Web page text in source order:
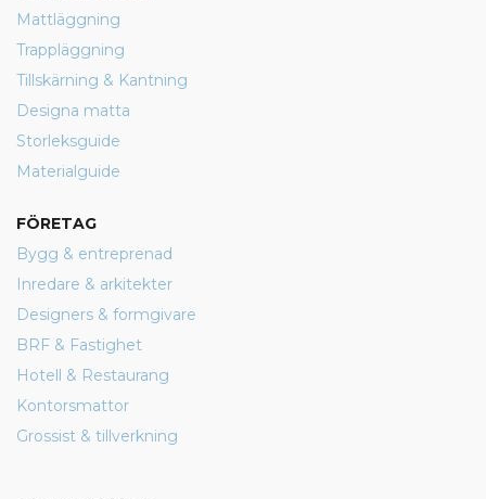
Mattläggning
Trappläggning
Tillskärning & Kantning
Designa matta
Storleksguide
Materialguide
FÖRETAG
Bygg & entreprenad
Inredare & arkitekter
Designers & formgivare
BRF & Fastighet
Hotell & Restaurang
Kontorsmattor
Grossist & tillverkning